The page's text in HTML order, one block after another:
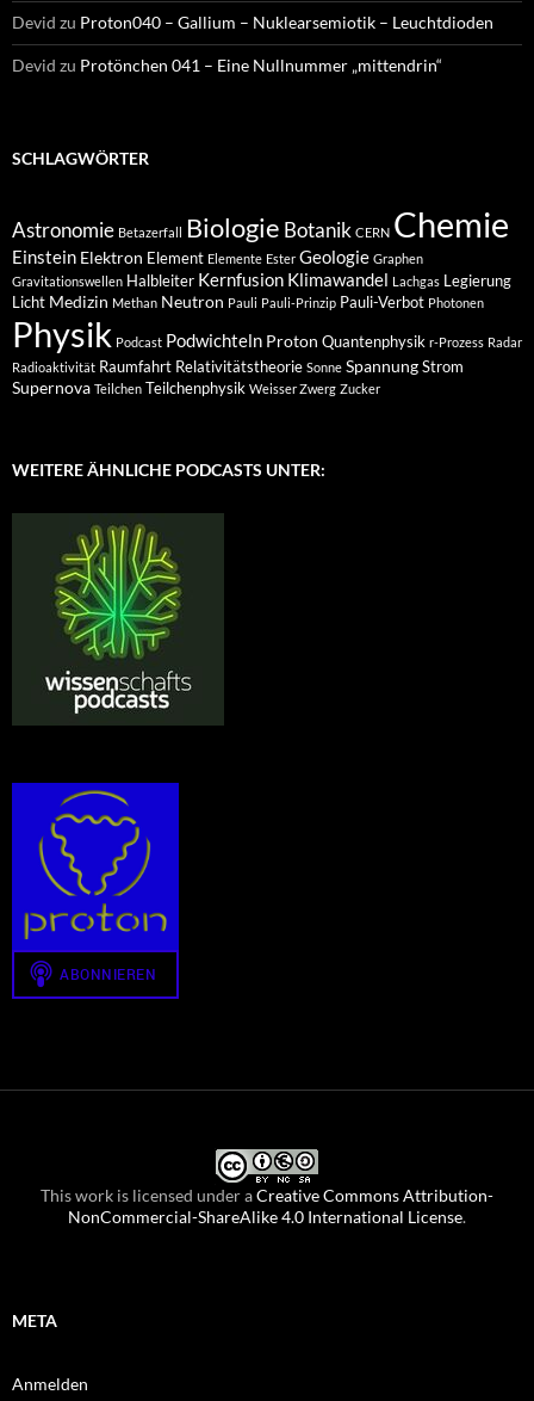
Devid zu Proton040 – Gallium – Nuklearsemiotik – Leuchtdioden
Devid zu Protönchen 041 – Eine Nullnummer „mittendrin“
SCHLAGWÖRTER
Astronomie Betazerfall Biologie Botanik CERN Chemie
Einstein Elektron Element Elemente Ester Geologie Graphen
Gravitationswellen Halbleiter Kernfusion Klimawandel Lachgas Legierung
Licht Medizin Methan Neutron Pauli Pauli-Prinzip Pauli-Verbot Photonen
Physik Podcast Podwichteln Proton Quantenphysik r-Prozess Radar
Radioaktivität Raumfahrt Relativitätstheorie Sonne Spannung Strom
Supernova Teilchen Teilchenphysik Weisser Zwerg Zucker
WEITERE ÄHNLICHE PODCASTS UNTER:
This work is licensed under aCreative Commons Attribution-
NonCommercial-ShareAlike 4.0 International License.
META
Anmelden